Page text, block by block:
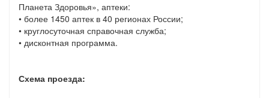
Планета Здоровья», аптеки:
• более 1450 аптек в 40 регионах России;
• круглосуточная справочная служба;
• дисконтная программа.
Схема проезда: